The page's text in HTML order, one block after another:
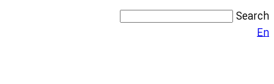
Search
En